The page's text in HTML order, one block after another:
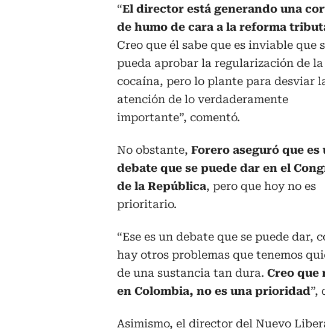
“El director está generando una
de humo de cara a la reforma
Creo que él sabe que es inviable que
pueda aprobar la regularización de la
cocaína, pero lo plante para desviar
atención de lo verdaderamente
importante”, comentó.
No obstante, Forero aseguró que es
debate que se puede dar en el
de la República, pero que hoy no es
prioritario.
“Ese es un debate que se puede dar,
hay otros problemas que tenemos
de una sustancia tan dura. Creo que
en Colombia, no es una prioridad”,
Asimismo, el director del Nuevo